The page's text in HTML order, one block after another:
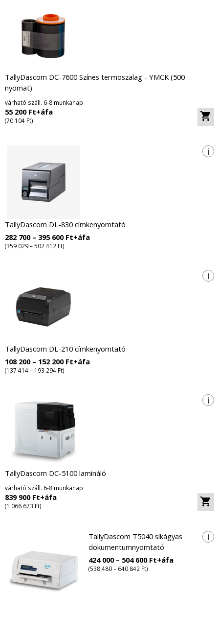
TallyDascom DC-7600 Színes termoszalag - YMCK (500
nyomat)
várható száll. 6-8 munkanap
55 200 Ft+áfa
(70 104 Ft)
i
TallyDascom DL-830 címkenyomtató
282 700 – 395 600 Ft+áfa
(359 029 – 502 412 Ft)
i
TallyDascom DL-210 címkenyomtató
108 200 – 152 200 Ft+áfa
(137 414 – 193 294 Ft)
i
TallyDascom DC-5100 lamináló
várható száll. 6-8 munkanap
839 900 Ft+áfa
(1 066 673 Ft)
i
TallyDascom T5040 síkágyas
dokumentumnyomtató
424 000 – 504 600 Ft+áfa
(538 480 – 640 842 Ft)